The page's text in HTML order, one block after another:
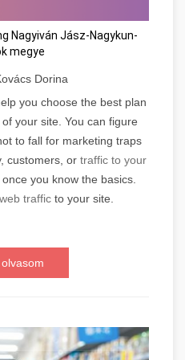
Nagyiván Jász-Nagykun-
megye
Dorina
you choose the best plan
your site. You can figure
to fall for marketing traps
customers, or traffic to your
you know the basics.
web traffic to your site.